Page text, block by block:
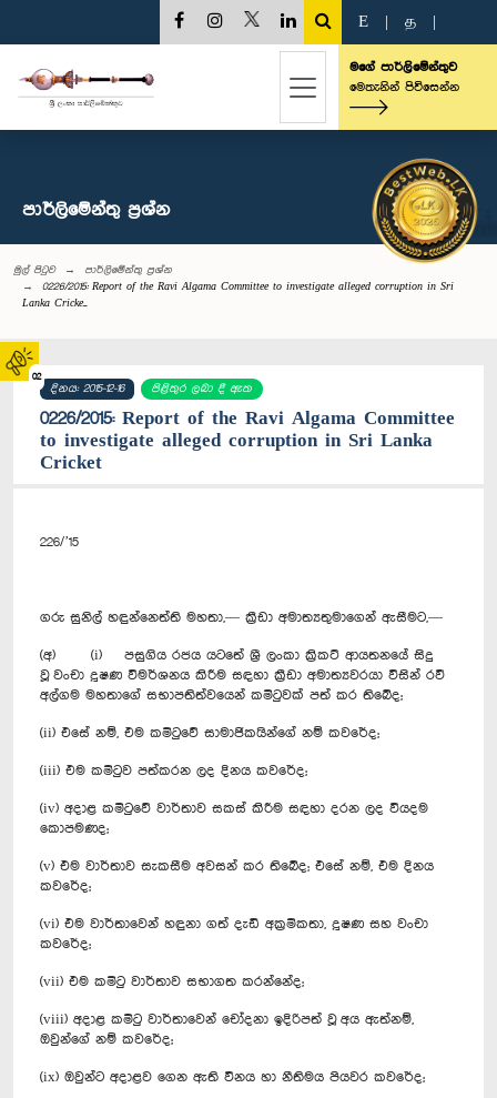
02
E த
මගේ පාර්ලිමේන්තුව
මෙතැනින් පිවිසෙන්න
පාර්ලි‌මේන්තු‌ ප්‍රශ්න
මුල් පිටුව
පාර්ලි‌මේන්තු‌ ප්‍රශ්න
0226/2015: Report of the Ravi Algama Committee to investigate alleged corruption in Sri
Lanka Cricke...
දිනය: 2015-12-16 පිළිතුර ලබා දී ඇත
0226/2015: Report of the Ravi Algama Committee
to investigate alleged corruption in Sri Lanka
Cricket
226/’15
ගරු සුනිල් හඳුන්නෙත්ති මහතා,— ක්‍රීඩා අමාත්‍යතුමාගෙන් ඇසීමට,—
(අ) (i) පසුගිය රජය යටතේ ශ්‍රී ලංකා ක්‍රිකට් ආයතනයේ සිදු
වූ වංචා දූෂණ විමර්ශනය කිරීම සඳහා ක්‍රීඩා අමාත්‍යවරයා විසින් රවී
අල්ගම මහතාගේ සභාපතිත්වයෙන් කමිටුවක් පත් කර තිබේද;
(ii) එසේ නම්, එම කමිටුවේ සාමාජිකයින්ගේ නම් කවරේද;
(iii) එම කමිටුව පත්කරන ලද දිනය කවරේද;
(iv) අදාළ කමිටුවේ වාර්තාව සකස් කිරීම සඳහා දරන ලද වියදම
කොපමණද;
(v) එම වාර්තාව සැකසීම අවසන් කර තිබේද; එසේ නම්, එම දිනය
කවරේද;
(vi) එම වාර්තාවෙන් හඳුනා ගත් දැඩි අක්‍රමිකතා, දූෂණ සහ වංචා
කවරේද;
(vii) එම කමිටු වාර්තාව සභාගත කරන්නේද;
(viii) අදාළ කමිටු වාර්තාවෙන් චෝදනා ඉදිරිපත් වූ අය ඇත්නම්,
ඔවුන්ගේ නම් කවරේද;
(ix) ඔවුන්ට අදාළව ගෙන ඇති විනය හා නීතිමය පියවර කවරේද;